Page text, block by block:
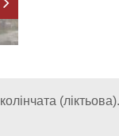
колінчата